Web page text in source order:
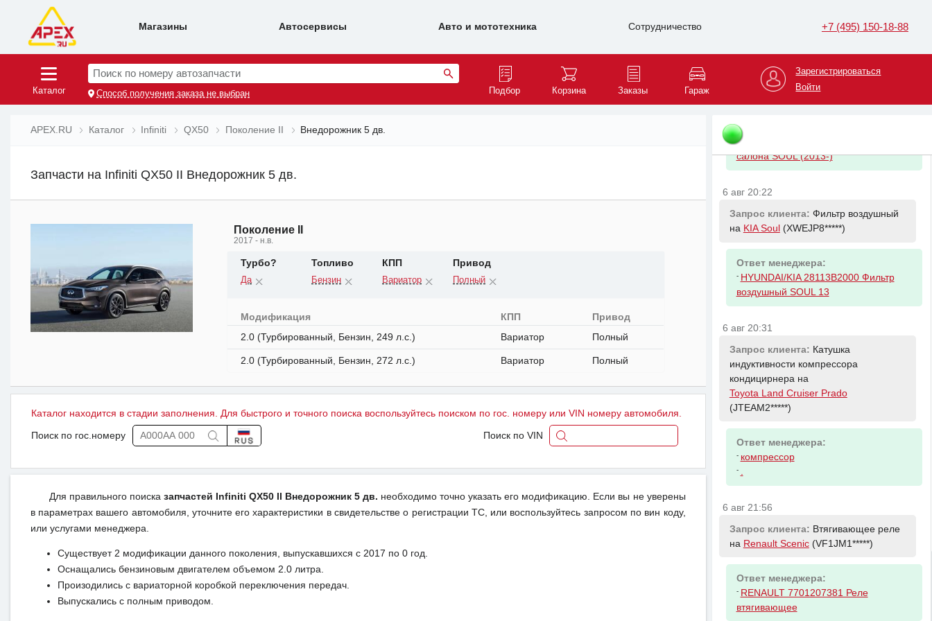
Магазины Автосервисы Авто и мототехника Сотрудничество +7 (495) 150-18-88
Каталог
Поиск по номеру автозапчасти
Способ получения заказа не выбран Подбор Корзина Заказы Гараж
Зарегистрироваться
Войти
APEX.RU Каталог Infiniti QX50 Поколение II Внедорожник 5 дв.
Запчасти на Infiniti QX50 II Внедорожник 5 дв.
Поколение II
2017 - н.в.
Турбо?
Да
Топливо
Бензин
КПП
Вариатор
Привод
Полный
Модификация КПП
Привод
2.0 (Турбированный, Бензин, 249 л.с.)
Вариатор Полный
2.0 (Турбированный, Бензин, 272 л.с.) Вариатор Полный
Каталог находится в стадии заполнения. Для быстрого и точного поиска воспользуйтесь поиском по гос. номеру или VIN номеру автомобиля.
Поиск по гос.номеру Поиск по VIN
Для правильного поисказапчастей Infiniti QX50 II Внедорожник 5 дв. необходимо точно указать его модификацию. Если вы не уверены
в параметрах вашего автомобиля, уточните его характеристики в свидетельстве о регистрации ТС, или воспользуйтесь запросом по вин коду,
или услугами менеджера.
Существует 2 модификации данного поколения, выпускавшихся с 2017 по 0 год.
Оснащались бензиновым двигателем объемом 2.0 литра.
Произодились с вариаторной коробкой переключения передач.
Выпускались с полным приводом.
масляный Kia & Hyundai
6 авг 20:22
Запрос клиента:Фильтр салона на
KIA Soul(XWEJP8*****)
Ответ менеджера:
-HYUNDAI/KIA 97133B2000 Фильтр
салона SOUL (2013-)
6 авг 20:22
Запрос клиента: Фильтр воздушный
на KIA Soul (XWEJP8*****)
Ответ менеджера:
- HYUNDAI/KIA 28113B2000 Фильтр
воздушный SOUL 13
6 авг 20:31
Запрос клиента: Катушка
индуктивности компрессора
кондицирнера на
Toyota Land Cruiser Prado
(JTEAM2*****)
Ответ менеджера:
- компрессор
-
6 авг 21:56
Запрос клиента: Втягивающее реле
на Renault Scenic(VF1JM1*****)
Ответ менеджера:
- RENAULT 7701207381 Реле
втягивающее